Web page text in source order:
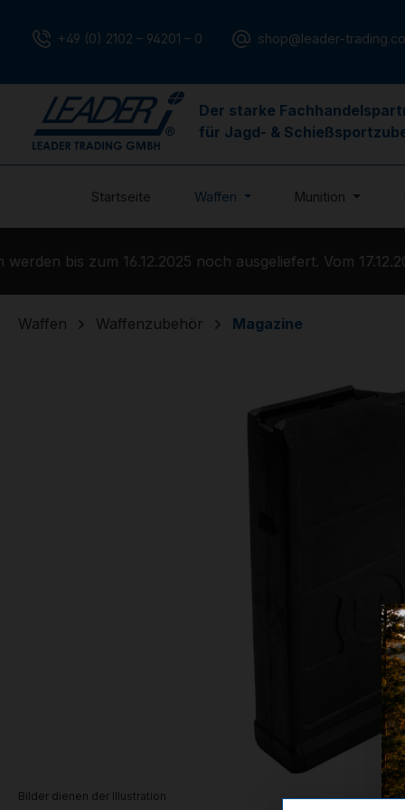
+49 (0) 2102 – 94201 – 0 shop@leader-
Der starke
für Jagd- &
Startseite Waffen Munition
bis zum 16.12.2025 noch ausgeliefert. Vom
Waffen Waffenzubehör Magazine
Bilder dienen der Illustration